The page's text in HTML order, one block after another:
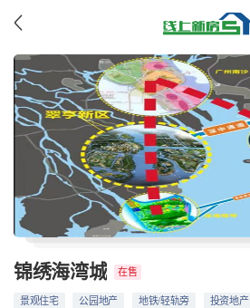
锦绣海湾城 在售
景观住宅 公园地产 地铁/轻轨旁 投资地产